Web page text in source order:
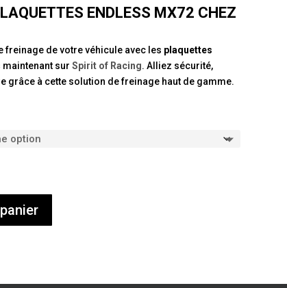
ENDLESS MX72 CHEZ
de votre véhicule avec les plaquettes
maintenant surSpirit of Racing. Alliez sécurité,
grâce à cette solution de freinage haut de gamme.